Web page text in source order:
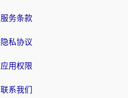
服务条款
隐私协议
应用权限
联系我们